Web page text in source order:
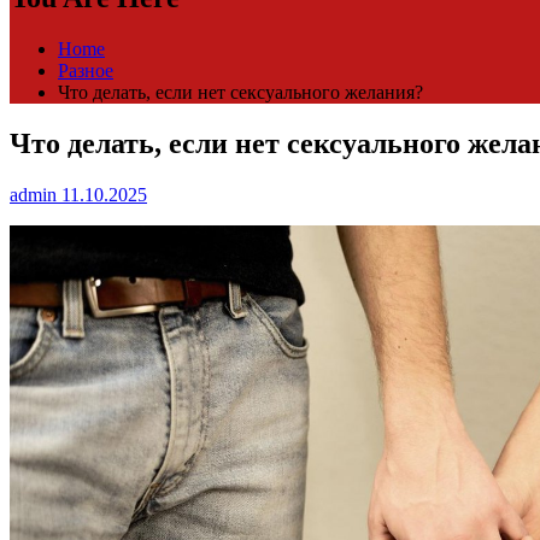
Home
Разное
Что делать, если нет сексуального желания?
Что делать, если нет сексуального
admin 11.10.2025